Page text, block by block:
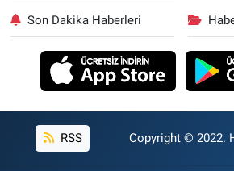
Son Dakika Haberleri
RSS Copyright © 2022.